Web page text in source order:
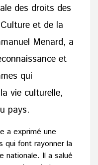
des droits des
et de la
Menard, a
et
qui
vie culturelle,
pays.
a exprimé une
qui font rayonner la
nationale. Il a salué